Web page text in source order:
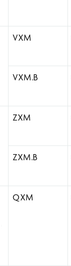
VXM
VXM.B
ZXM
ZXM.B
QXM